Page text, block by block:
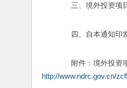
三、境外投资项目
四、自本通知印发
附件：境外投资项
http://www.ndrc.gov.cn/